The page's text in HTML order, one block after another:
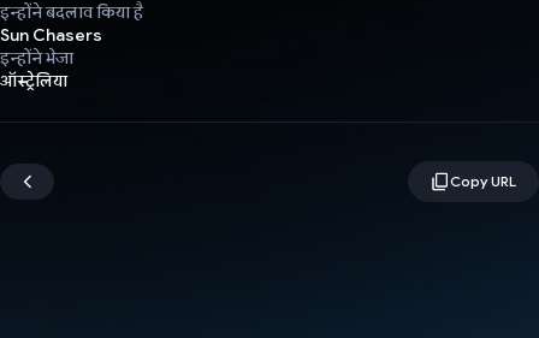
इन्होंने बदलाव किया है
Sun Chasers
इन्होंने भेजा
ऑस्ट्रेलिया